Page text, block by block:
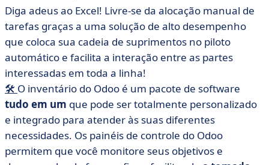
Diga adeus ao Excel! Livre-se da alocação manual de
tarefas graças a uma solução de alto desempenho
que coloca sua cadeia de suprimentos no piloto
automático e facilita a interação entre as partes
interessadas em toda a linha!
🛠️ O inventário do Odoo é um pacote de software
tudo em um que pode ser totalmente personalizado
e integrado para atender às suas diferentes
necessidades. Os painéis de controle do Odoo
permitem que você monitore seus objetivos e